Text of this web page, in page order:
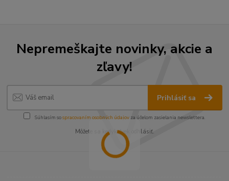
Nepremeškajte novinky, akcie a
zľavy!
Prihlásiť sa
Súhlasím sospracovaním osobných údajov za účelom zasielania newslettera.
Môžete sa kedykoľvek odhlásiť.